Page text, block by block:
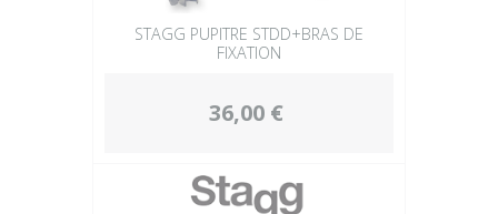
STAGG PUPITRE STDD+BRAS DE
FIXATION
36,00 €